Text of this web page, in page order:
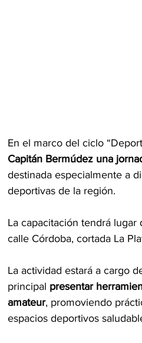
En el marco del ciclo
Capitán Bermúdez una
destinada especialmente a
deportivas de la región.
La capacitación tendrá lugar
calle Córdoba, cortada La
La actividad estará a cargo
principal presentar
amateur, promoviendo
espacios deportivos